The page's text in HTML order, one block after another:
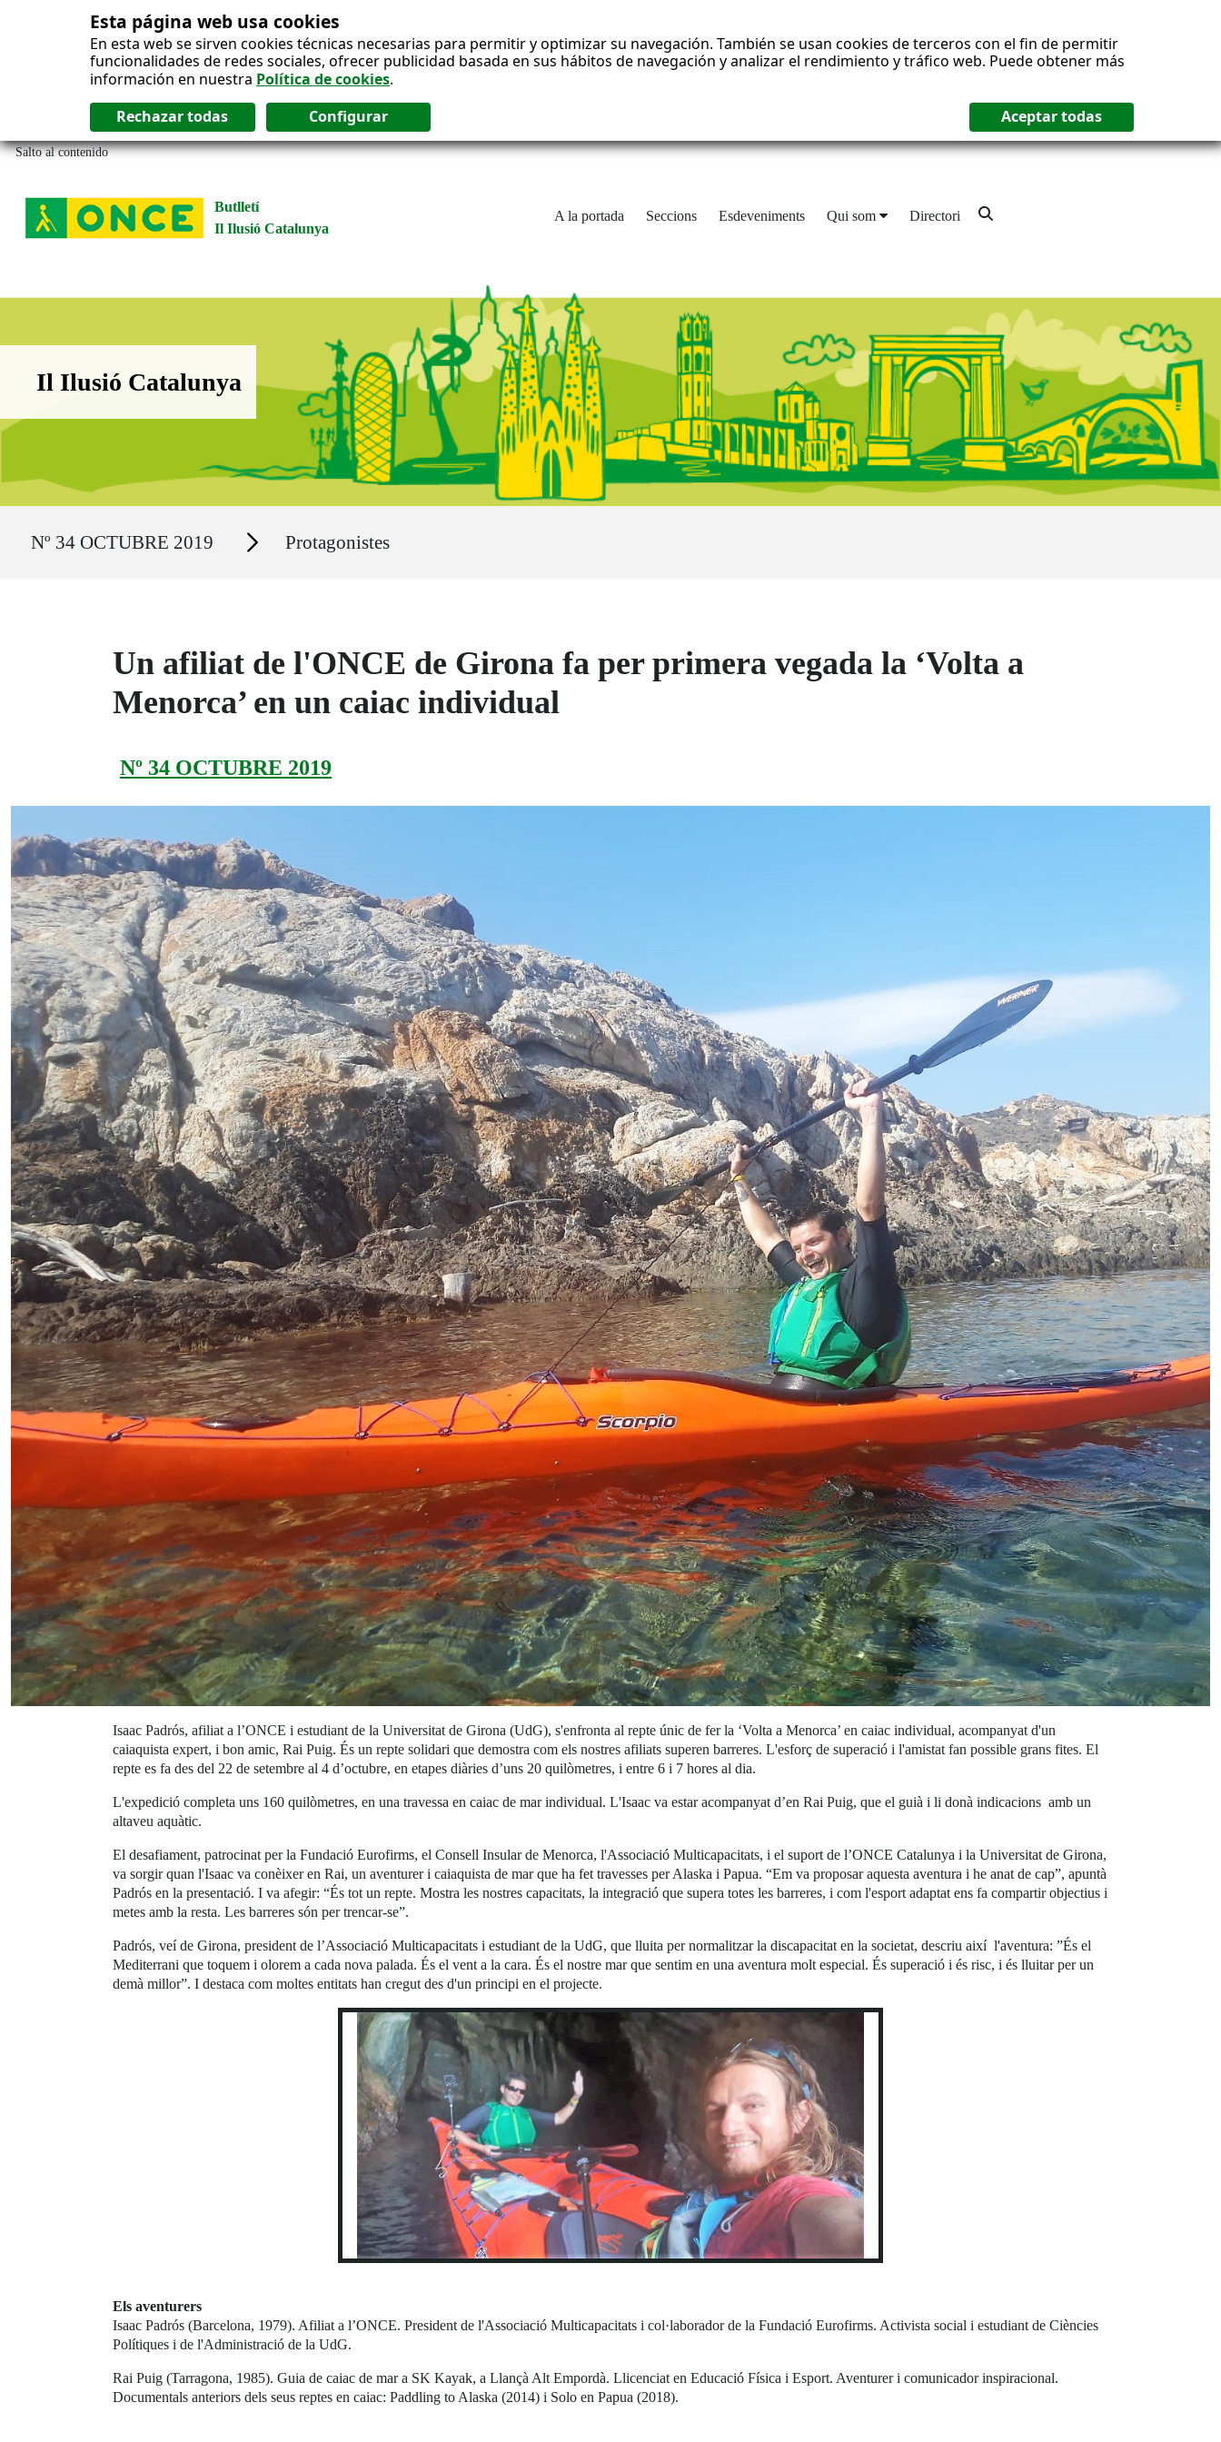
Esta página web usa cookies
En esta web se sirven cookies técnicas necesarias para permitir y optimizar su navegación. También se usan cookies de terceros con el fin de permitir
funcionalidades de redes sociales, ofrecer publicidad basada en sus hábitos de navegación y analizar el rendimiento y tráfico web. Puede obtener más
información en nuestra Política de cookies.
Salto al contenido
Butlletí
Il Ilusió Catalunya
A la portada Seccions Esdeveniments Qui som Directori
Boletín Il·lusió Catalunya
Il Ilusió Catalunya
Nº 34 OCTUBRE 2019 Secciones Protagonistes
Un afiliat de l'ONCE de Girona fa per primera vegada la ‘Volta a
Menorca’ en un caiac individual
Nº 34 OCTUBRE 2019
Isaac Padrós, afiliat a l’ONCE i estudiant de la Universitat de Girona (UdG), s'enfronta al repte únic de fer la ‘Volta a Menorca’ en caiac individual, acompanyat d'un
caiaquista expert, i bon amic, Rai Puig. És un repte solidari que demostra com els nostres afiliats superen barreres. L'esforç de superació i l'amistat fan possible grans fites. El
repte es fa des del 22 de setembre al 4 d’octubre, en etapes diàries d’uns 20 quilòmetres, i entre 6 i 7 hores al dia.
L'expedició completa uns 160 quilòmetres, en una travessa en caiac de mar individual. L'Isaac va estar acompanyat d’en Rai Puig, que el guià i li donà indicacions amb un
altaveu aquàtic.
El desafiament, patrocinat per la Fundació Eurofirms, el Consell Insular de Menorca, l'Associació Multicapacitats, i el suport de l’ONCE Catalunya i la Universitat de Girona,
va sorgir quan l'Isaac va conèixer en Rai, un aventurer i caiaquista de mar que ha fet travesses per Alaska i Papua. “Em va proposar aquesta aventura i he anat de cap”, apuntà
Padrós en la presentació. I va afegir: “És tot un repte. Mostra les nostres capacitats, la integració que supera totes les barreres, i com l'esport adaptat ens fa compartir objectius i
metes amb la resta. Les barreres són per trencar-se”.
Padrós, veí de Girona, president de l’Associació Multicapacitats i estudiant de la UdG, que lluita per normalitzar la discapacitat en la societat, descriu així l'aventura: ”És el
Mediterrani que toquem i olorem a cada nova palada. És el vent a la cara. És el nostre mar que sentim en una aventura molt especial. És superació i és risc, i és lluitar per un
demà millor”. I destaca com moltes entitats han cregut des d'un principi en el projecte.
Els aventurers
Isaac Padrós (Barcelona, 1979). Afiliat a l’ONCE. President de l'Associació Multicapacitats i col·laborador de la Fundació Eurofirms. Activista social i estudiant de Ciències
Polítiques i de l'Administració de la UdG.
Rai Puig (Tarragona, 1985). Guia de caiac de mar a SK Kayak, a Llançà Alt Empordà. Llicenciat en Educació Física i Esport. Aventurer i comunicador inspiracional.
Documentals anteriors dels seus reptes en caiac: Paddling to Alaska (2014) i Solo en Papua (2018).